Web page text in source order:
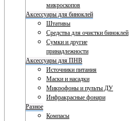
микроскопов
Аксессуары для биноклей
Штативы
Средства для очистки биноклей
Сумки и другие
принадлежности
Аксессуары для ПНВ
Источники питания
Маски и насадки
Микрофоны и пульты ДУ
Инфракрасные фонари
Разное
Компасы